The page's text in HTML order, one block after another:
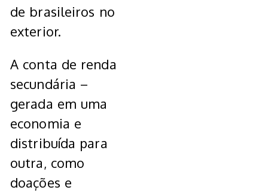
de brasileiros no
exterior.
A conta de renda
secundária –
gerada em uma
economia e
distribuída para
outra, como
doações e